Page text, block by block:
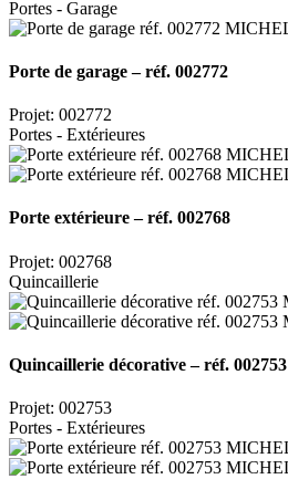
Portes - Garage
Porte de garage – réf. 002772
Projet: 002772
Portes - Extérieures
Porte extérieure – réf. 002768
Projet: 002768
Quincaillerie
Quincaillerie décorative – réf. 002753
Projet: 002753
Portes - Extérieures